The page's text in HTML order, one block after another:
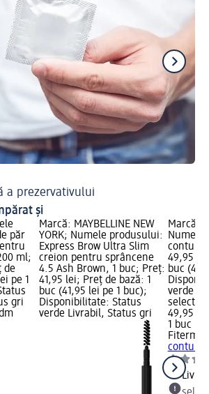
a prezervativului
și
păr
ml;
de
pe 1
gri
Marcă: MAYBELLINE NEW
YORK; Numele produsului:
Express Brow Ultra Slim
creion pentru sprâncene
4.5 Ash Brown, 1 buc; Preț:
41,95 lei; Preț de bază: 1
buc (41,95 lei pe 1 buc);
Disponibilitate: Status
verde Livrabil, Status gri
Marcă:
Numele
contur
49,95
buc
verde
49,95 lei
1 buc
contur